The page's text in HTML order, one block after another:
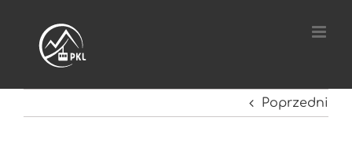
zawartości
Poprzedni